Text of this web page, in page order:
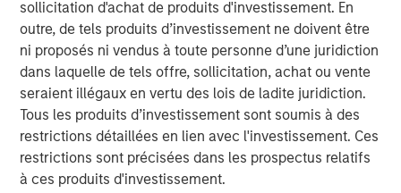
sollicitation d'achat de produits d'investissement. En
outre, de tels produits d’investissement ne doivent être
ni proposés ni vendus à toute personne d’une juridiction
dans laquelle de tels offre, sollicitation, achat ou vente
seraient illégaux en vertu des lois de ladite juridiction.
Tous les produits d’investissement sont soumis à des
restrictions détaillées en lien avec l'investissement. Ces
restrictions sont précisées dans les prospectus relatifs
à ces produits d'investissement.
stock picking analysis.
While the Slimmon TAKEs typically focus on our
top-down views, this Slimmon TAKE will touch on
some ofthe bottom-up stock picking techniques
we employ.3
This is a timely discussion, as the team’s
fundamental work is what has led to a recent shift
in our global strategies’ regional allocations.